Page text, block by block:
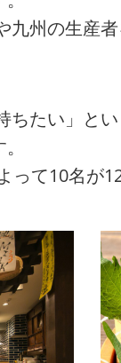
州の生産
ちたい」と
って10名が